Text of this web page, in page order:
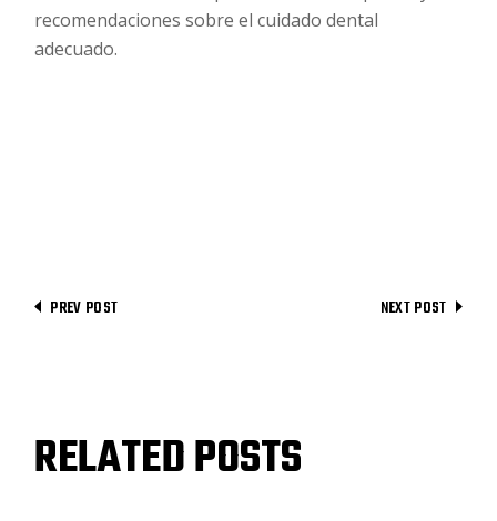
recomendaciones sobre el cuidado dental
adecuado.
PREV POST NEXT POST
RELATED POSTS